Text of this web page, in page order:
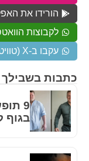
כתבות בשבילך
9
בגוף
הורידו את
לקבוצות
עקבו ב-X (טוויטר)